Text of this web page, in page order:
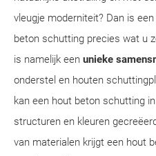
vleugje moderniteit? Dan is
beton schutting precies wat u
is namelijk een unieke
onderstel en houten
kan een hout beton schutting
structuren en kleuren
van materialen krijgt een hout